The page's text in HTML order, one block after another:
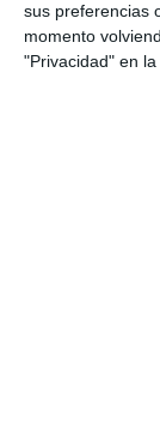
sus preferencias
momento
"Privacidad" en